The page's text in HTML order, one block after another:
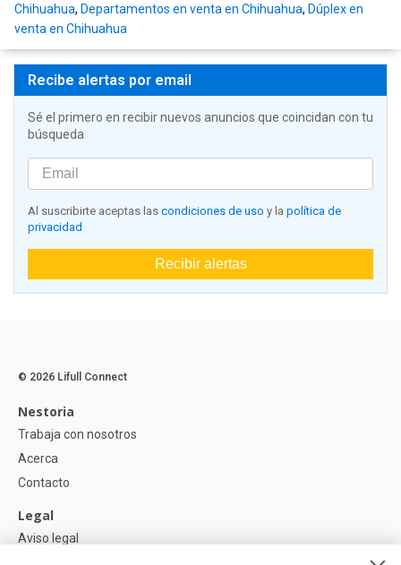
Chihuahua, Departamentos en venta en Chihuahua, Dúplex en
venta en Chihuahua
Recibe alertas por email
Sé el primero en recibir nuevos anuncios que coincidan con tu
búsqueda
Al suscribirte aceptas las condiciones de uso y la política de
privacidad
Recibir alertas
© 2026 Lifull Connect
Nestoria
Trabaja con nosotros
Acerca
Contacto
Legal
Aviso legal